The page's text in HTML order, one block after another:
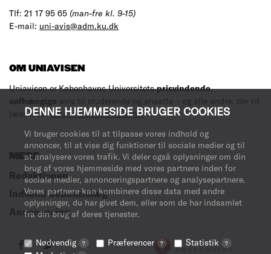
DENNE HJEMMESIDE BRUGER COOKIES
Vi bruger cookies til at tilpasse vores indhold og
annoncer, til at vise dig funktioner til sociale medier og til
at analysere vores trafik. Vi deler også oplysninger om din
brug af vores hjemmeside med vores partnere inden for
sociale medier, annonceringspartnere og analysepartnere.
Vores partnere kan kombinere disse data med andre
oplysninger, du har givet dem, eller som de har indsamlet
fra din brug af deres tjenester.
Nødvendig ? Præferencer ? Statistik ?
Tlf: 21 17 95 65 (man-fre kl. 9-15)
E-mail: uni-avis@adm.ku.dk
OM UNIAVISEN
Uniavisen er Københavns Universitetsprisvindende,
uafhængige avis til studerende og ansatte – og alle andre, der vil
læse med.Læs mere om avisen her.
MERE
Redaktionen
Indsend debatindlæg
Annoncering